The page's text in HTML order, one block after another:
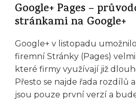
Google+ Pages –
stránkami na Google+
Google+ v listopadu
firemní Stránky (Pages)
které firmy využívají již
Přesto se najde řada rozdílů
jsou pouze první verzí a